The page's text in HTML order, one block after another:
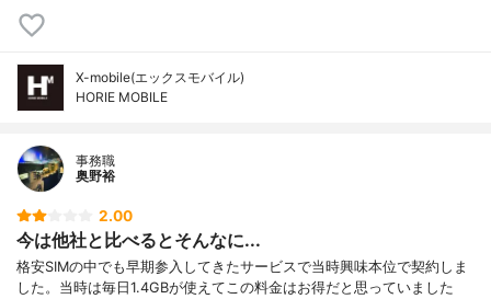
X-mobile(エックスモバイル)
HORIE MOBILE
事務職
奥野裕
2.00
今は他社と比べるとそんなに...
格安SIMの中でも早期参入してきたサービスで当時興味本位で契約しま
した。当時は毎日1.4GBが使えてこの料金はお得だと思っていました